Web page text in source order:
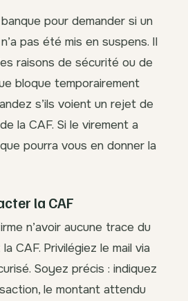
pour demander si un
pas été mis en suspens. Il
raisons de sécurité ou de
bloque temporairement
s’ils voient un rejet de
la CAF. Si le virement a
pourra vous en donner la
la CAF
n’avoir aucune trace du
CAF. Privilégiez le mail via
Soyez précis : indiquez
le montant attendu